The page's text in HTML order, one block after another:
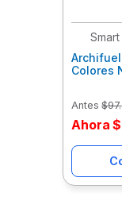
Smart
Colores
Antes $97.
Ahora $